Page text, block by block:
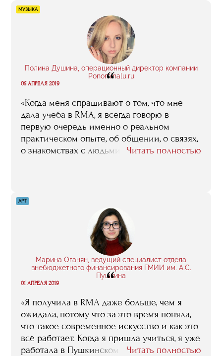
тебе укажут на слабые точки, помогут
увидеть то, что сам не видишь».
МУЗЫКА
Полина Душина, операционный директор компании
Ponominalu.ru
“
05 АПРЕЛЯ 2019
«Когда меня спрашивают о том, что мне
дала учеба в RMA, я всегда говорю в
первую очередь именно о реальном
практическом опыте, об общении, о связях,
о знакомствах с людьми, для которых шоу-
ежедневная живая жизнь. Слушая лекции,
а затем стажируясь, я могла вникать в
мельчайшие детали сотрудничества с
менеджментом конкретных артистов, я
держала в руках настоящие контракты,
настоящие райдеры, технические и
бытовые, я понимала, как они готовились и
составлялись, и это, конечно, было очень
Читать полностью
АРТ
Марина Оганян, ведущий специалист отдела
внебюджетного финансирования ГМИИ им. А.С.
Пушкина
“
01 АПРЕЛЯ 2019
«Я получила в RMA даже больше, чем я
ожидала, потому что за это время поняла,
что такое современное искусство и как это
всё работает. Когда я пришла учиться, я уже
работала в Пушкинском и думала, что
Читать полностью